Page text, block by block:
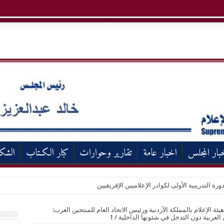
المجلس اخبار عامة تقارير وحوارات كبار الكـتاب
التدريبية الأولى لكوادر الإعلاميين الإفريقيين
الإعلام بالمملكة الأردنية ورئيس الاتحاد العام للمنتجين العرب:
دون التدخل في شئونها الداخلية /
1